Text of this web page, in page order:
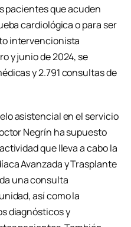
pacientes que acuden
cardiológica o para ser
intervencionista
y junio de 2024, se
y 2.791 consultas de
asistencial en el servicio
Negrín ha supuesto
que lleva a cabo la
Avanzada y Trasplante
una consulta
así como la
diagnósticos y